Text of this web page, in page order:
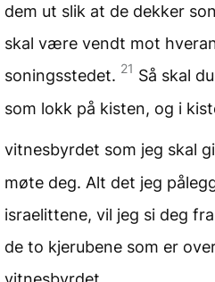
dem ut slik at de dekker
skal være vendt mot
soningsstedet. 21 Så skal
som lokk på kisten, og i
vitnesbyrdet som jeg skal
møte deg. Alt det jeg
israelittene, vil jeg si deg
de to kjerubene som er